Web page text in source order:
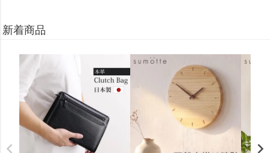
新着商品